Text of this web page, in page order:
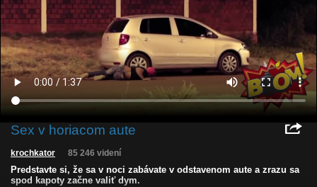
Sex v horiacom aute
krochkator 85 246 videní
Predstavte si, že sa v noci zabávate v odstavenom aute a zrazu sa
spod kapoty začne valiť dym.